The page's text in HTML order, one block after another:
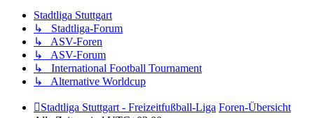
Stadtliga Stuttgart
↳ Stadtliga-Forum
↳ ASV-Foren
↳ ASV-Forum
↳ International Football Tournament
↳ Alternative Worldcup
Stadtliga Stuttgart - Freizeitfußball-Liga Foren-Übersicht